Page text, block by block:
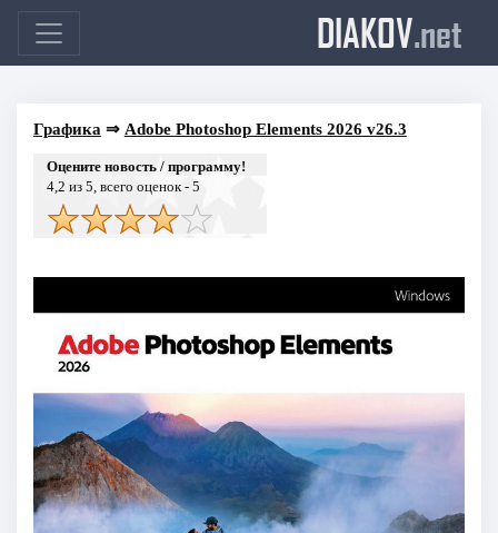
DIAKOV.net
Графика ⇒ Adobe Photoshop Elements 2026 v26.3
Оцените новость / программу!
4,2 из 5, всего оценок - 5